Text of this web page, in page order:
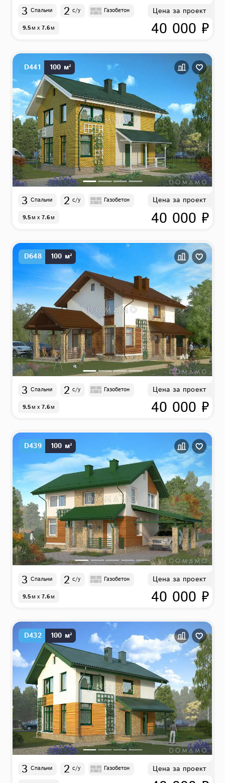
3 Спальни 2 с/у Газобетон
9.5м x 7.6м
Цена за проект
40 000 ₽
D441 100 м²
3 Спальни 2 с/у Газобетон
9.5м x 7.6м
Цена за проект
40 000 ₽
D648 100 м²
3 Спальни 2 с/у Газобетон
9.5м x 7.6м
Цена за проект
40 000 ₽
D439 100 м²
3 Спальни 2 с/у Газобетон
9.5м x 7.6м
Цена за проект
40 000 ₽
D432 100 м²
3 Спальни 2 с/у Газобетон Цена за проект